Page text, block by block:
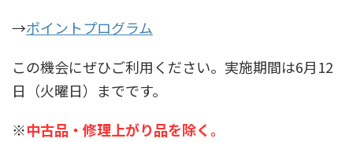
→ポイントプログラム
この機会にぜひご利用ください。実施期間は6月12
日（火曜日）までです。
※中古品・修理上がり品を除く。